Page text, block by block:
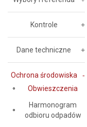
Kontrole
Dane techniczne
Ochrona środowiska
Obwieszczenia
Harmonogram
odbioru odpadów